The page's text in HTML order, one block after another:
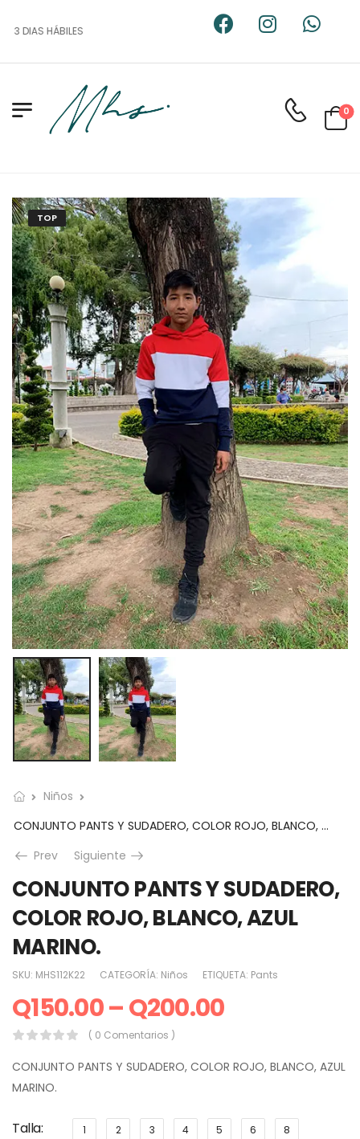
DIAS HÁBILES
0
TOP
Niños
CONJUNTO PANTS Y SUDADERO, COLOR ROJO, BLANCO, AZUL MARINO.
Prev
Siguiente
CONJUNTO PANTS Y SUDADERO,
COLOR ROJO, BLANCO, AZUL
MARINO.
SKU: MHS112K22 CATEGORÍA: Niños ETIQUETA: Pants
Q150.00–Q200.00
( 0 Comentarios )
CONJUNTO PANTS Y SUDADERO, COLOR ROJO, BLANCO, AZUL
MARINO.
Talla 1 2 3 4 5 6 8